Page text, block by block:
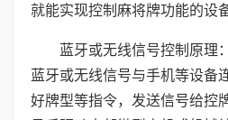
就能实现控制麻将牌功能的设
蓝牙或无线信号控制原理
蓝牙或无线信号与手机等设备
好牌型等指令，发送信号给控